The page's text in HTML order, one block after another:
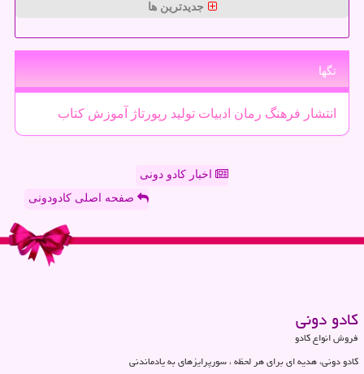
جدیدترین ها
تگها
انتشار فرهنگ رمان ادبیات تولید رپورتاژ آموزش كتاب
اخبار کادو دونی
صفحه اصلی کادودونی
كادو دونی
فروش انواع کادو
کادو دونی، هدیه ای برای هر لحظه ، سورپرایزهای به یادماندنی